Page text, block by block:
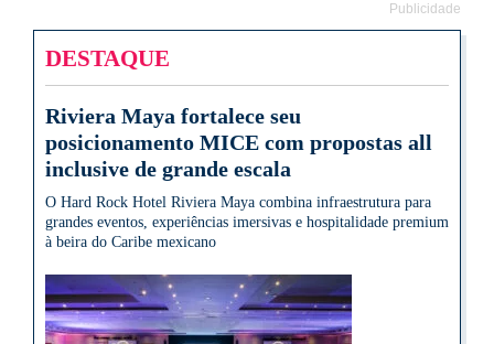
Publicidade
DESTAQUE
Riviera Maya fortalece seu
posicionamento MICE com propostas all
inclusive de grande escala
O Hard Rock Hotel Riviera Maya combina infraestrutura para
grandes eventos, experiências imersivas e hospitalidade premium
à beira do Caribe mexicano